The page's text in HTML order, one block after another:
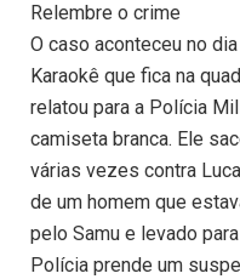
Relembre o crime
O caso aconteceu no
Karaokê que fica na
relatou para a Polícia
camiseta branca. Ele
várias vezes contra
de um homem que
pelo Samu e levado
Polícia prende um